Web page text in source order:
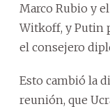
Marco Rubio y
Witkoff, y Putin
el consejero
Esto cambió la
reunión, que